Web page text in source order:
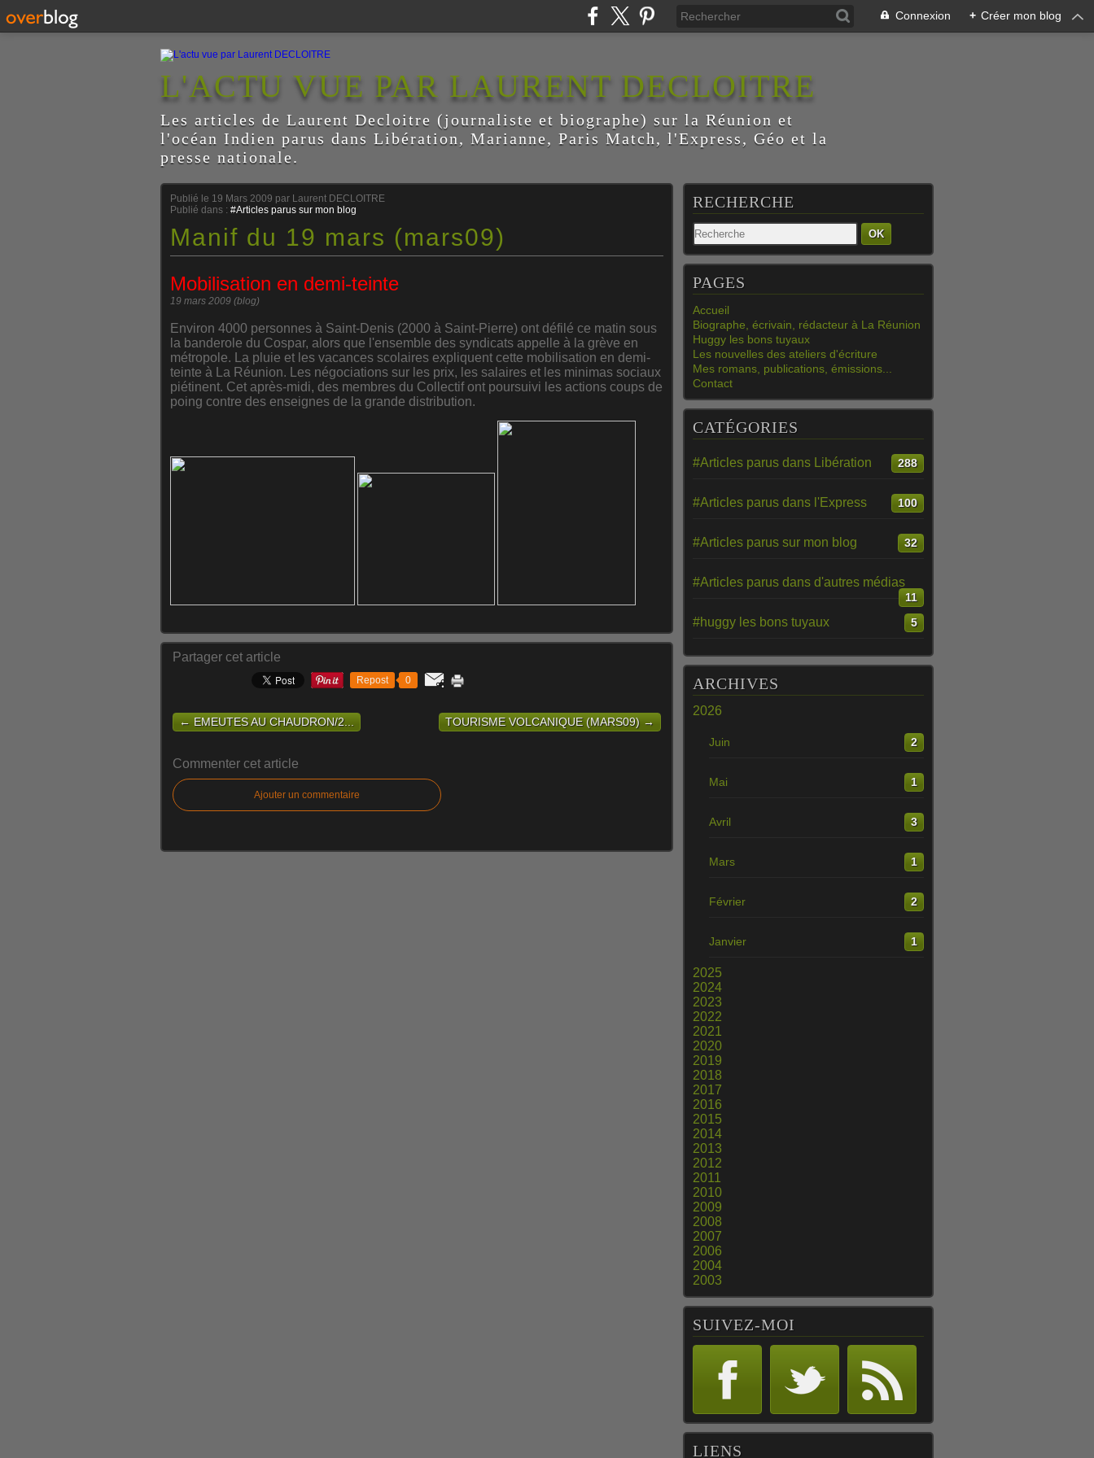
Connexion + Créer mon blog
L'ACTU VUE PAR LAURENT DECLOITRE
Les articles de Laurent Decloitre (journaliste et biographe) sur la Réunion et
l'océan Indien parus dans Libération, Marianne, Paris Match, l'Express, Géo et la
presse nationale.
Publié le 19 Mars 2009 par Laurent DECLOITRE
Publié dans : #Articles parus sur mon blog
Manif du 19 mars (mars09)
Mobilisation en demi-teinte
19 mars 2009 (blog)
Environ 4000 personnes à Saint-Denis (2000 à Saint-Pierre) ont défilé ce matin sous
la banderole du Cospar, alors que l'ensemble des syndicats appelle à la grève en
métropole. La pluie et les vacances scolaires expliquent cette mobilisation en demi-
teinte à La Réunion. Les négociations sur les prix, les salaires et les minimas sociaux
piétinent. Cet après-midi, des membres du Collectif ont poursuivi les actions coups de
poing contre des enseignes de la grande distribution.
Partager cet article
Repost 0
← EMEUTES AU CHAUDRON/2... TOURISME VOLCANIQUE (MARS09) →
Commenter cet article
Ajouter un commentaire
RECHERCHE
OK
PAGES
Accueil
Biographe, écrivain, rédacteur à La Réunion
Huggy les bons tuyaux
Les nouvelles des ateliers d'écriture
Mes romans, publications, émissions...
Contact
CATÉGORIES
#Articles parus dans Libération 288
#Articles parus dans l'Express 100
#Articles parus sur mon blog 32
#Articles parus dans d'autres médias
11
#huggy les bons tuyaux 5
ARCHIVES
2026
Juin 2
Mai 1
Avril 3
Mars 1
Février 2
Janvier 1
2025
2024
2023
2022
2021
2020
2019
2018
2017
2016
2015
2014
2013
2012
2011
2010
2009
2008
2007
2006
2004
2003
SUIVEZ-MOI
LIENS